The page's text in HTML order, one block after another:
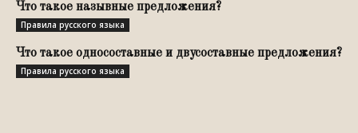
Что такое назывные предложения?
Правила русского языка
Что такое односоставные и двусоставные предложения?
Правила русского языка